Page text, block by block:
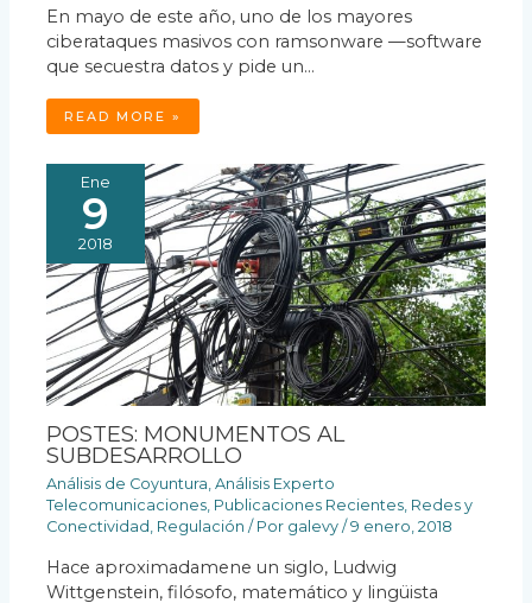
En mayo de este año, uno de los mayores
ciberataques masivos con ramsonware —software
que secuestra datos y pide un…
READ MORE »
Ene
9
2018
POSTES: MONUMENTOS AL
SUBDESARROLLO
Análisis de Coyuntura,Análisis Experto
Telecomunicaciones, Publicaciones Recientes, Redes y
Conectividad , Regulación / Por galevy/9 enero, 2018
Hace aproximadamene un siglo, Ludwig
Wittgenstein, filósofo, matemático y lingüista